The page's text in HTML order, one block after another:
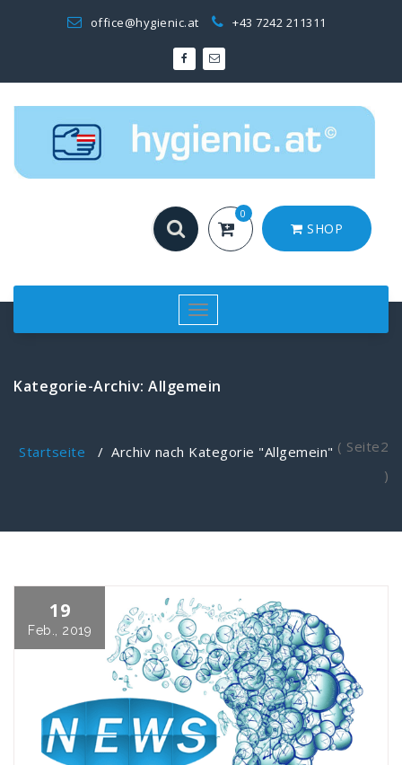
office@hygienic.at +43 7242 211311
0
SHOP
Toggle
navigation
Kategorie-Archiv: Allgemein
Startseite / Archiv nach Kategorie "Allgemein" ( Seite2
)
19
Feb., 2019